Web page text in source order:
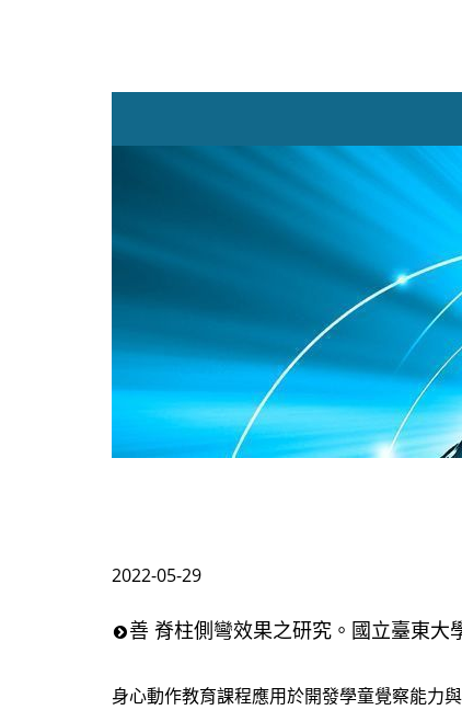
2022-05-29
善 脊柱側彎效果之研究。國立臺東
身心動作教育課程應用於開發學童覺察能力